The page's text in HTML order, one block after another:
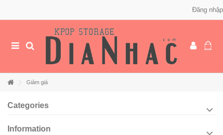
Đăng nhập
Giảm giá
Categories
Information